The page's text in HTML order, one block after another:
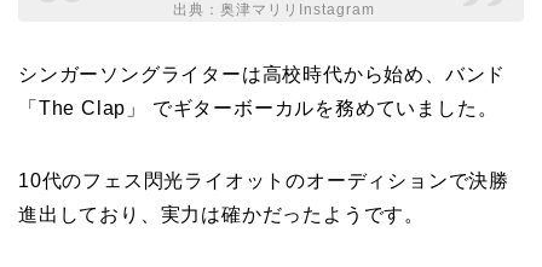
出典： 奥津マリリInstagram
シンガーソングライターは高校時代から始め、バンド
「The Clap」 でギターボーカルを務めていました。
10代のフェス閃光ライオットのオーディションで決勝
進出しており、実力は確かだったようです。